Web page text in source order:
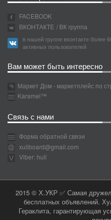
FACEBOOK
ВКОНТАКТЕ / ВК группа
в нашей группе вконтакте более
активных пользователей
Вам может быть интересно
Маркет Дом - маркетплейс по
Karamel™
Связь с нами
Форма обратной связи
xullboard@gmail.com
Viber: hull
2015 © Х.УКР ✅ Самая
бесплатных объявлений.
Гераклита, гарантирующая